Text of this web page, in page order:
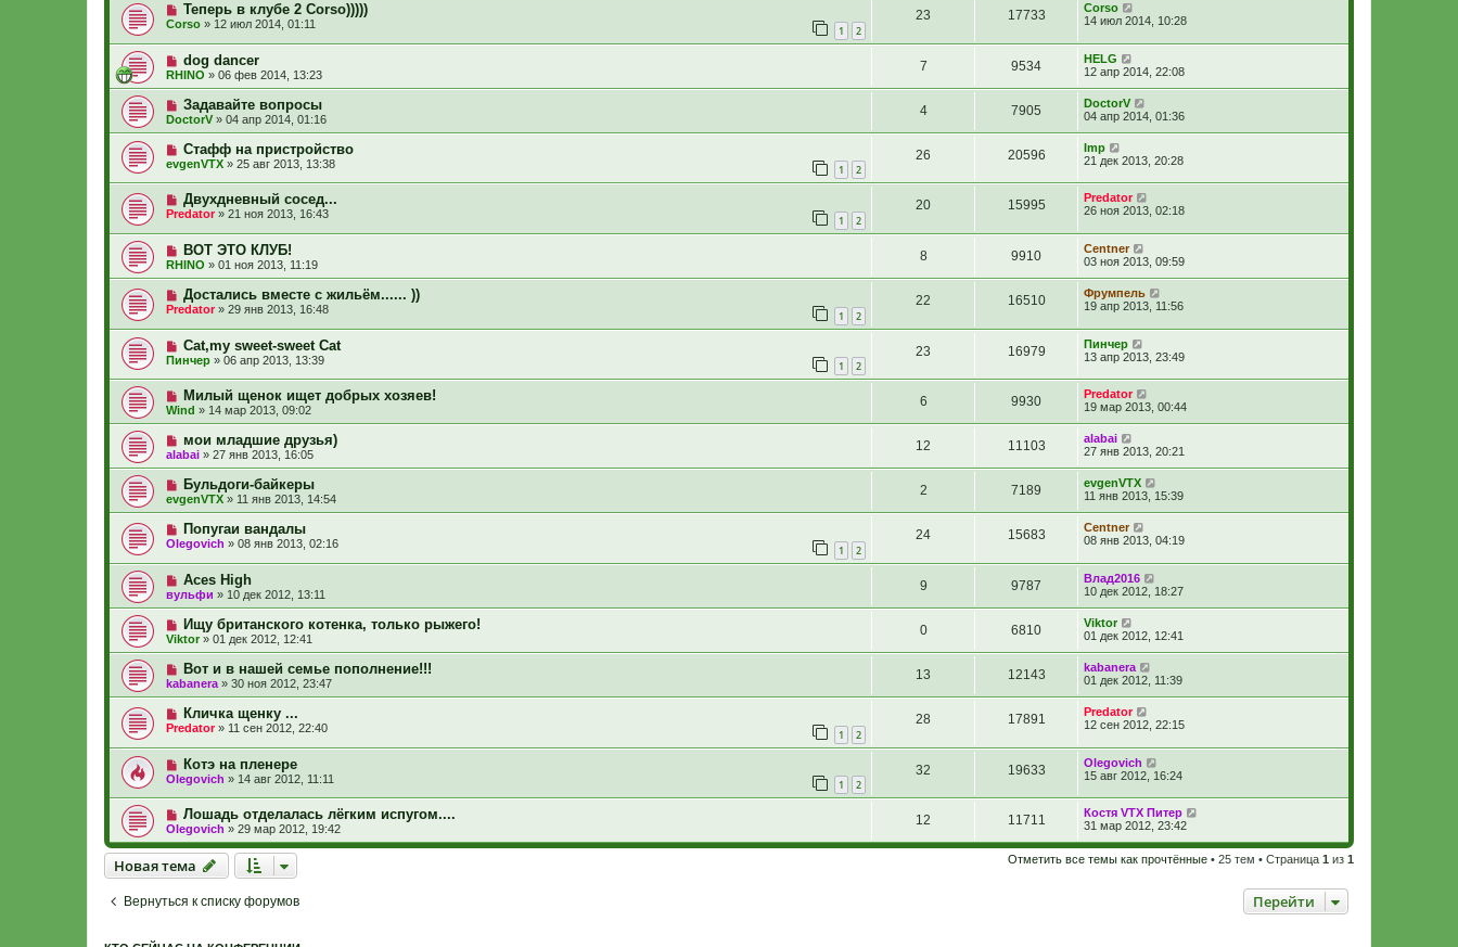
Теперь в клубе 2 Corso)))))
Corso » 12 июл 2014, 01:11 1 2
23 17733
Corso
14 июл 2014, 10:28
dog dancer
RHINO » 06 фев 2014, 13:23
7 9534
HELG
12 апр 2014, 22:08
Задавайте вопросы
DoctorV » 04 апр 2014, 01:16
4 7905
DoctorV
04 апр 2014, 01:36
Стафф на пристройство
evgenVTX » 25 авг 2013, 13:38 1 2
26 20596
Imp
21 дек 2013, 20:28
Двухдневный сосед...
Predator» 21 ноя 2013, 16:43 1 2
20 15995
Predator
26 ноя 2013, 02:18
ВОТ ЭТО КЛУБ!
RHINO » 01 ноя 2013, 11:19
8 9910
Centner
03 ноя 2013, 09:59
Достались вместе с жильём...... ))
Predator» 29 янв 2013, 16:48 1 2
22 16510
Фрумпель
19 апр 2013, 11:56
Cat,my sweet-sweet Cat
Пинчер » 06 апр 2013, 13:39 1 2
23 16979
Пинчер
13 апр 2013, 23:49
Милый щенок ищет добрых хозяев!
Wind » 14 мар 2013, 09:02
6 9930
Predator
19 мар 2013, 00:44
мои младшие друзья)
alabai » 27 янв 2013, 16:05
12 11103
alabai
27 янв 2013, 20:21
Бульдоги-байкеры
evgenVTX » 11 янв 2013, 14:54
2 7189
evgenVTX
11 янв 2013, 15:39
Попугаи вандалы
Olegovich » 08 янв 2013, 02:16 1 2
24 15683
Centner
08 янв 2013, 04:19
Aces High
вульфи » 10 дек 2012, 13:11
9 9787
Влад2016
10 дек 2012, 18:27
Ищу британского котенка, только рыжего!
Viktor» 01 дек 2012, 12:41
0 6810
Viktor
01 дек 2012, 12:41
Вот и в нашей семье пополнение!!!
kabanera » 30 ноя 2012, 23:47
13 12143
kabanera
01 дек 2012, 11:39
Кличка щенку ...
Predator» 11 сен 2012, 22:40 1 2
28 17891
Predator
12 сен 2012, 22:15
Котэ на пленере
Olegovich » 14 авг 2012, 11:11 1 2
32 19633
Olegovich
15 авг 2012, 16:24
Лошадь отделалась лёгким испугом....
Olegovich » 29 мар 2012, 19:42
12 11711
Костя VTX Питер
31 мар 2012, 23:42
Новая тема
Новаятема Отметить все темы как прочтённые • 25 тем • Страница 1 из 1
Вернуться к списку форумов Перейти